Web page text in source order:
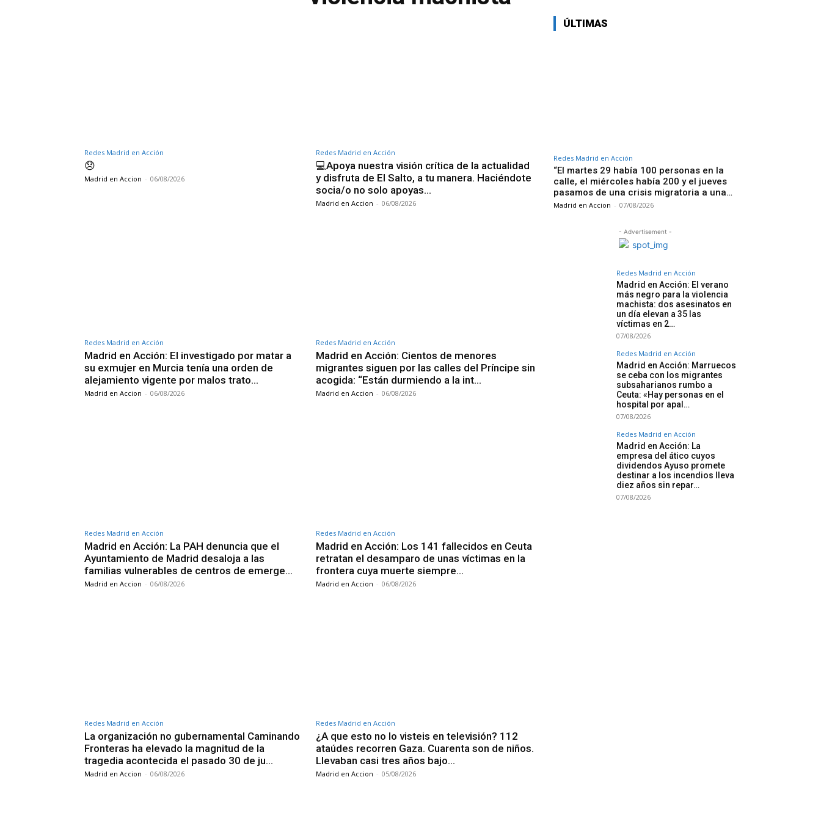
Redes Madrid en Acción
😞
Madrid en Accion - 06/08/2026
Redes Madrid en Acción
💻Apoya nuestra visión crítica de la actualidad
y disfruta de El Salto, a tu manera. Haciéndote
socia/o no solo apoyas…
Madrid en Accion - 06/08/2026
Redes Madrid en Acción
Madrid en Acción: El investigado por matar a
su exmujer en Murcia tenía una orden de
alejamiento vigente por malos trato…
Madrid en Accion - 06/08/2026
Redes Madrid en Acción
Madrid en Acción: Cientos de menores
migrantes siguen por las calles del Príncipe sin
acogida: “Están durmiendo a la int…
Madrid en Accion - 06/08/2026
Redes Madrid en Acción
Madrid en Acción: La PAH denuncia que el
Ayuntamiento de Madrid desaloja a las
familias vulnerables de centros de emerge…
Madrid en Accion - 06/08/2026
Redes Madrid en Acción
Madrid en Acción: Los 141 fallecidos en Ceuta
retratan el desamparo de unas víctimas en la
frontera cuya muerte siempre…
Madrid en Accion - 06/08/2026
Redes Madrid en Acción
La organización no gubernamental Caminando
Fronteras ha elevado la magnitud de la
tragedia acontecida el pasado 30 de ju…
Madrid en Accion - 06/08/2026
Redes Madrid en Acción
¿A que esto no lo visteis en televisión? 112
ataúdes recorren Gaza. Cuarenta son de niños.
Llevaban casi tres años bajo…
Madrid en Accion - 05/08/2026
ÚLTIMAS
Redes Madrid en Acción
“El martes 29 había 100 personas en la
calle, el miércoles había 200 y el jueves
pasamos de una crisis migratoria a una…
Madrid en Accion - 07/08/2026
- Advertisement -
Redes Madrid en Acción
Madrid en Acción: El verano
más negro para la violencia
machista: dos asesinatos en
un día elevan a 35 las
víctimas en 2…
07/08/2026
Redes Madrid en Acción
Madrid en Acción: Marruecos
se ceba con los migrantes
subsaharianos rumbo a
Ceuta: «Hay personas en el
hospital por apal…
07/08/2026
Redes Madrid en Acción
Madrid en Acción: La
empresa del ático cuyos
dividendos Ayuso promete
destinar a los incendios lleva
diez años sin repar…
07/08/2026